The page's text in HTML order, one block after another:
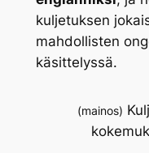
kuljetuksen
mahdollisten
käsittelyssä.
(mainos)